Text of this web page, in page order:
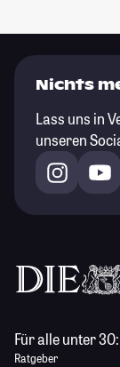
Nichts
Lass uns in
unseren
Für alle unter 30:
Ratgeber